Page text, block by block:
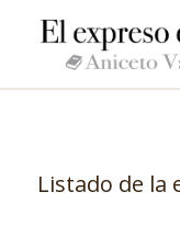
Listado de la